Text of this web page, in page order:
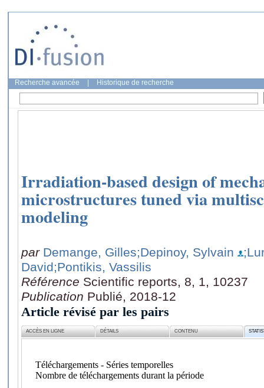
Recherche avancée Historique de recherche
Irradiation-based design of
microstructures tuned via
modeling
par Demange, Gilles;Depinoy, Sylvain
David;Pontikis, Vassilis
Référence Scientific reports, 8, 1, 10237
Publication Publié, 2018-12
Article révisé par les pairs
ACCÈS EN LIGNE DÉTAILS CONTENU